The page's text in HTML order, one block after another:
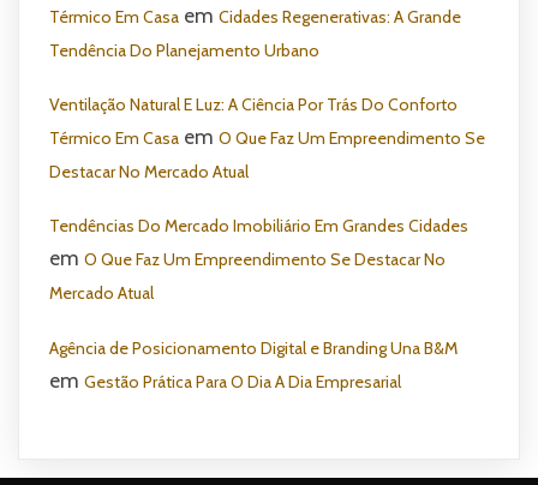
Térmico Em Casa em Cidades Regenerativas: A Grande
Tendência Do Planejamento Urbano
Ventilação Natural E Luz: A Ciência Por Trás Do Conforto
Térmico Em Casa em O Que Faz Um Empreendimento Se
Destacar No Mercado Atual
Tendências Do Mercado Imobiliário Em Grandes Cidades
em O Que Faz Um Empreendimento Se Destacar No
Mercado Atual
Agência de Posicionamento Digital e Branding Una B&M
em Gestão Prática Para O Dia A Dia Empresarial